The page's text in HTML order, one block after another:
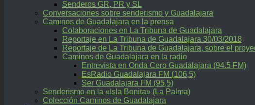
Senderos GR, PR y SL
Conversaciones sobre senderismo y Guadalajara
Caminos de Guadalajara en la prensa
Colaboraciones en La Tribuna de Guadalajara
Reportaje en La Tribuna de Guadalajara 30/03/2018
Reportaje de La Tribuna de Guadalajara, sobre el
Caminos de Guadalajara en la radio
Entrevista en Onda Cero Guadalajara (94.5 FM)
EsRadio Guadalajara FM (106,5)
Ser Guadalajara FM (95,5)
Senderismo en la «Isla Bonita» (La Palma)
Colección Caminos de Guadalajara